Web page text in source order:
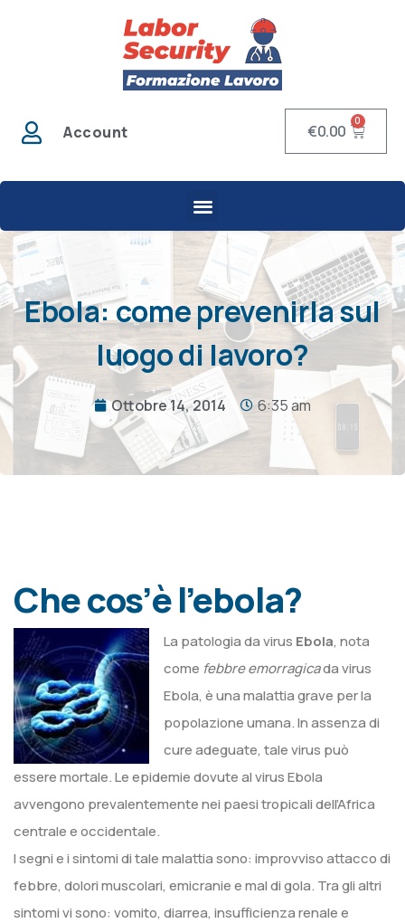
Account €0.00
0
Ebola: come prevenirla sul
luogo di lavoro?
Ottobre 14, 2014 6:35 am
Che cos’è l’ebola?
La patologia da virus Ebola, nota
come febbre emorragicada virus
Ebola, è una malattia grave per la
popolazione umana. In assenza di
cure adeguate, tale virus può
essere mortale. Le epidemie dovute al virus Ebola
avvengono prevalentemente nei paesi tropicali dell’Africa
centrale e occidentale.
I segni e i sintomi di tale malattia sono: improvviso attacco di
febbre, dolori muscolari, emicranie e mal di gola. Tra gli altri
sintomi vi sono: vomito, diarrea, insufficienza renale e